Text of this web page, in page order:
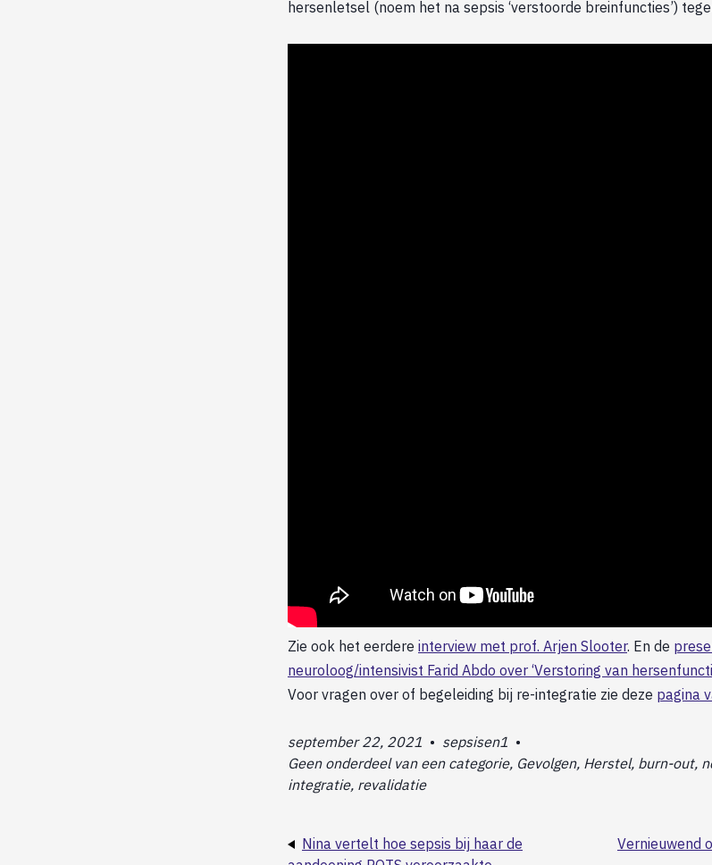
hersenletsel (noem het na sepsis ‘verstoorde breinfuncties’)
Zie ook het eerdere interview met prof. Arjen Slooter. En de
neuroloog/intensivist Farid Abdo over ‘Verstoring van
Voor vragen over of begeleiding bij re-integratie zie deze pagina
september 22, 2021 • sepsisen1 •
Geen onderdeel van een categorie, Gevolgen, Herstel, burn-out,
integratie, revalidatie
Nina vertelt hoe sepsis bij haar de
Vernieuwend